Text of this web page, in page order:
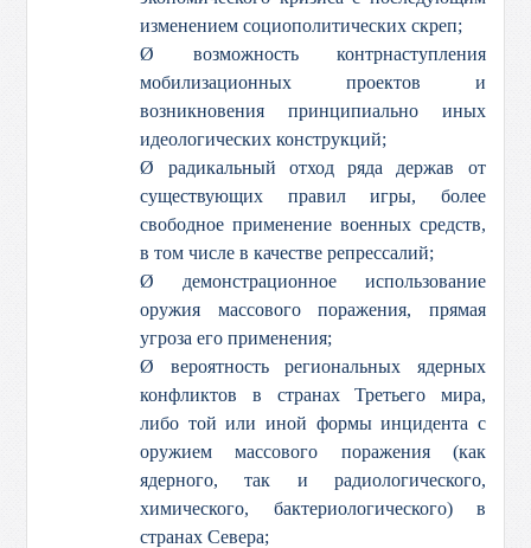
изменением социополитических скреп;
Ø возможность контрнаступления
мобилизационных проектов и
возникновения принципиально иных
идеологических конструкций;
Ø радикальный отход ряда держав от
существующих правил игры, более
свободное применение военных средств,
в том числе в качестве репрессалий;
Ø демонстрационное использование
оружия массового поражения, прямая
угроза его применения;
Ø вероятность региональных ядерных
конфликтов в странах Третьего мира,
либо той или иной формы инцидента с
оружием массового поражения (как
ядерного, так и радиологического,
химического, бактериологического) в
странах Севера;